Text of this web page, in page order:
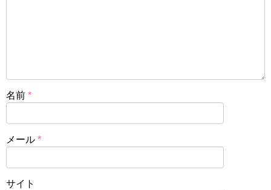
名前 *
メール *
サイト